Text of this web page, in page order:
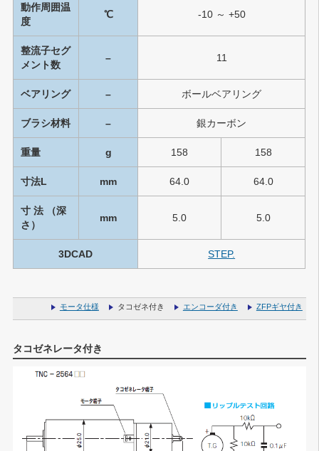
動作周囲温
度
℃ -10 ～ +50
整流子セグ
メント数
– 11
ベアリング – ボールベアリング
ブラシ材料 – 銀カーボン
重量 g 158 158
寸法L mm 64.0 64.0
寸 法 （深
さ）
mm 5.0 5.0
3DCAD STEP.
モータ仕様 タコゼネ付き エンコーダ付き ZFPギヤ付き
タコゼネレータ付き